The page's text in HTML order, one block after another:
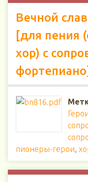
Вечной
[для пения
хор) с
фортепиано]
пионеры-герои,